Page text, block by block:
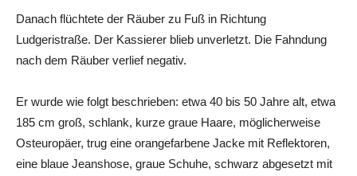
Danach flüchtete der Räuber zu Fuß in Richtung
Ludgeristraße. Der Kassierer blieb unverletzt. Die Fahndung
nach dem Räuber verlief negativ.
Er wurde wie folgt beschrieben: etwa 40 bis 50 Jahre alt, etwa
185 cm groß, schlank, kurze graue Haare, möglicherweise
Osteuropäer, trug eine orangefarbene Jacke mit Reflektoren,
eine blaue Jeanshose, graue Schuhe, schwarz abgesetzt mit